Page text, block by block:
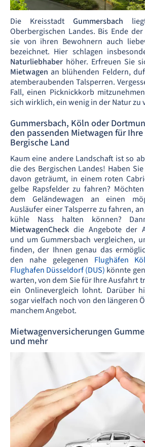
Die Kreisstadt Gummersbach
Oberbergischen Landes. Bis Ende
sie von ihren Bewohnern auch
bezeichnet. Hier schlagen
Naturliebhaber höher. Erfreuen Sie
Mietwagen an blühenden Feldern,
atemberaubenden Talsperren.
Fall, einen Picknickkorb
sich wirklich, ein wenig in der Natur zu
Gummersbach, Köln oder
den passenden Mietwagen für
Bergische Land
Kaum eine andere Landschaft ist so
die des Bergischen Landes! Haben
davon geträumt, in einem roten
gelbe Rapsfelder zu fahren?
dem Geländewagen an einen
Ausläufer einer Talsperre zu fahren,
kühle Nass halten können?
MietwagenCheck die Angebote der
und um Gummersbach vergleichen,
finden, der Ihnen genau das
den nahe gelegenen Flughäfen
Flughafen Düsseldorf (DUS) könnte
warten, von dem Sie für Ihre Ausfahrt
ein Onlinevergleich lohnt. Darüber
sogar vielfach noch von den längeren
manchem Angebot.
Mietwagenversicherungen
und mehr